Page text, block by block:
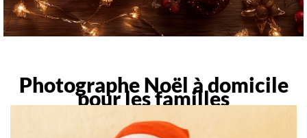
Photographe Noël à domicile
pour les familles